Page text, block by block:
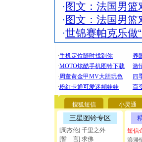
· 图文：法国男
· 图文：法国男
·世锦赛帕克乐做
搜狐短信 小灵通
三星图铃专区
[周杰伦] 千里之外
[誓 言] 求佛
短信
浪漫